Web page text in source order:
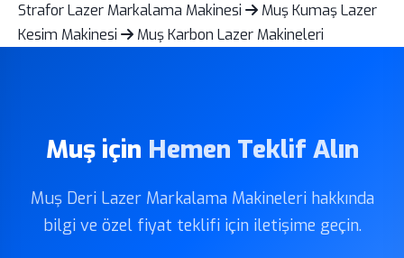
Strafor Lazer Markalama Makinesi
Muş Kumaş Lazer
Kesim Makinesi
Muş Karbon Lazer Makineleri
Muş için Hemen Teklif Alın
Muş Deri Lazer Markalama Makineleri hakkında
bilgi ve özel fiyat teklifi için iletişime geçin.